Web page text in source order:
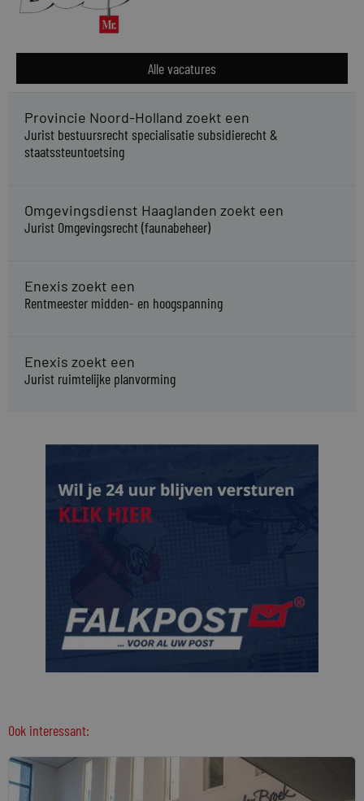
Alle vacatures
Provincie Noord-Holland zoekt een
Jurist bestuursrecht specialisatie subsidierecht &
staatssteuntoetsing
Omgevingsdienst Haaglanden zoekt een
Jurist Omgevingsrecht (faunabeheer)
Enexis zoekt een
Rentmeester midden- en hoogspanning
Enexis zoekt een
Jurist ruimtelijke planvorming
Ook interessant: